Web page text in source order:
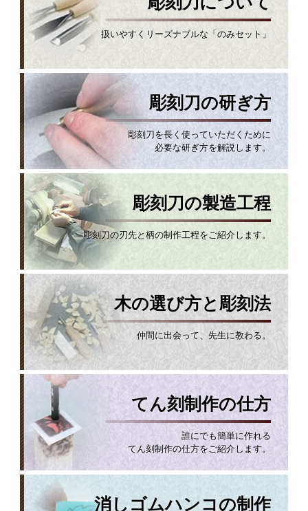
扱いやすくリーズナブルな「のみセット」
彫刻刀の研ぎ方
彫刻刀を長く使っていただくために
必要な研ぎ方を解説します。
彫刻刀の製造工程
彫刻刀の刃先と柄の制作工程をご紹介します。
木の選び方と彫刻法
仲間に出会って、先生に教わる。
てん刻制作の仕方
誰にでも簡単に作れる
てん刻制作の仕方をご紹介します。
消しゴムハンコの制作